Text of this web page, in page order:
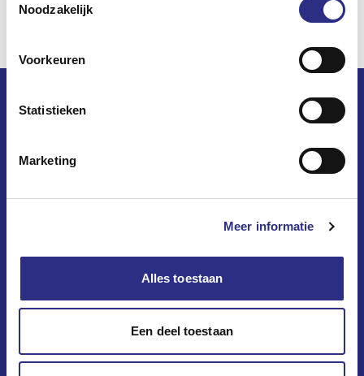
Noodzakelijk
Voorkeuren
Statistieken
Marketing
Meer informatie
Alles toestaan
Een deel toestaan
Op dewoningzoeker.nl vindt u het woningaanbod van 8
in 10 gemeenten in West-Overijssel.
Vraag en antwoord
Onlangs verhuurd